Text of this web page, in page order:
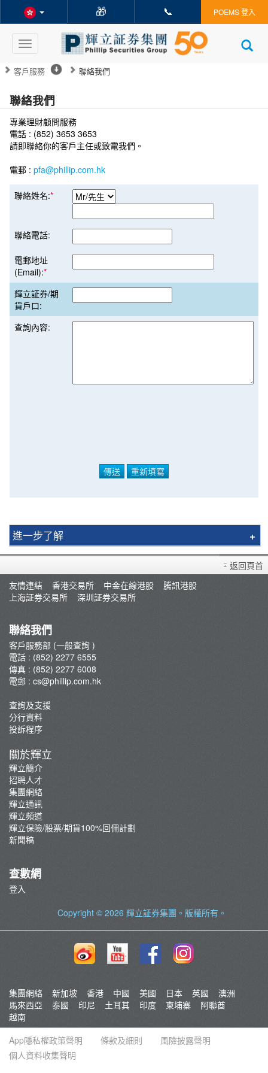
🎁 📞 POEMS 登入
Toggle
navigation
客戶服務 聯絡我們
聯絡我們
專業理財顧問服務
電話 : (852) 3653 3653
請即聯絡你的客戶主任或致電我們。
電郵 : pfa@phillip.com.hk
聯絡姓名:*
聯絡電話:
電郵地址
(Email):*
輝立証券/期
貨戶口:
查詢內容:
進一步了解
買賣衍生產品須知
開設戶口
查詢及支援
轉入股票
孖展及利率
佣金及收費資料
表格下載
最新推廣及優惠
重要通知
輝立証券開戶優惠總覽
返回頁首
友情連結
香港交易所 中金在線港股
騰訊港股
上海証券交易所
深圳証券交易所
聯絡我們
客戶服務部 (一般查詢 )
電話 : (852) 2277 6555
傳真 : (852) 2277 6008
電郵 : cs@phillip.com.hk
查詢及支援
分行資料
投訴程序
關於輝立
輝立簡介
招聘人才
集團網絡
輝立通訊
輝立頻道
輝立保險/股票/期貨100%回佣計劃
新聞稿
查數網
登入
Copyright © 2026 輝立証券集團 。版權所有。
集團網絡 新加坡 香港 中國 美國 日本 英國
澳洲
馬來西亞
泰國 印尼 土耳其 印度 柬埔寨
阿聯酋
越南
App隱私權政策聲明
條款及細則
風險披露聲明
個人資料收集聲明